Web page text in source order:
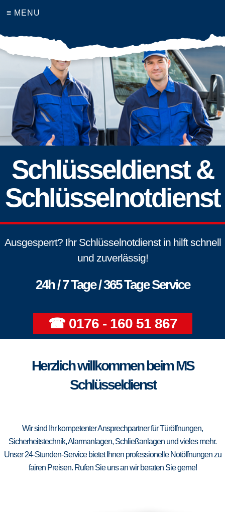
≡ MENU
Schlüsseldienst &
Schlüsselnotdienst
Ausgesperrt? Ihr Schlüsselnotdienst in hilft schnell
und zuverlässig!
24h / 7 Tage / 365 Tage Service
☎ 0176 - 160 51 867
Herzlich willkommen beim MS
Schlüsseldienst
Wir sind Ihr kompetenter Ansprechpartner für Türöffnungen,
Sicherheitstechnik, Alarmanlagen, Schließanlagen und vieles mehr.
Unser 24-Stunden-Service bietet Ihnen professionelle Notöffnungen zu
fairen Preisen. Rufen Sie uns an wir beraten Sie gerne!